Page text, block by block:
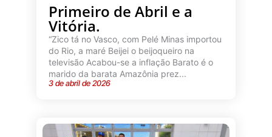
Primeiro de Abril e a
Vitória.
“Zico tá no Vasco, com Pelé Minas importou
do Rio, a maré Beijei o beijoqueiro na
televisão Acabou-se a inflação Barato é o
marido da barata Amazônia prez...
3 de abril de 2026